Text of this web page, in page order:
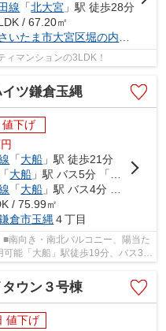
線 「北大宮 」駅 徒歩28分
/ 67.20㎡
いたま市大宮区堀の内町
ィマンションの3LDK！
ツ鎌倉玉縄
下げ
円
「大船 」駅 徒歩21分
「大船 」駅 バス5分 「玉縄台」 停歩2分
「大船 」駅 バス4分 「玉縄台」 停歩2分
/ 75.99㎡
倉市玉縄 ４丁目
南向き・南北バルコニー、陽当た
能「大船」駅徒歩19分、バス3分
ウン３号棟
値下げ